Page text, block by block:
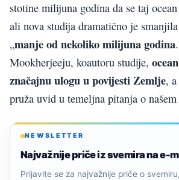
stotine milijuna godina da se taj
ali nova studija dramatično je
„manje od nekoliko milijuna godina
Mookherjeeju, koautoru studije,
značajnu ulogu u povijesti Zemlje,
pruža uvid u temeljna pitanja o
NEWSLETTER
Najvažnije priče iz svemira na e-
Prijavite se za najvažnije priče o